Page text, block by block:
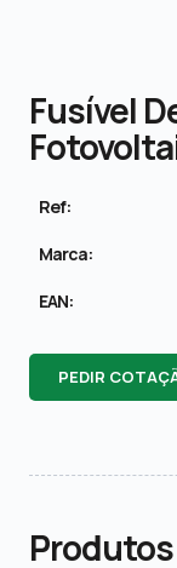
Fusível
Ref:
Marca:
EAN:
PEDIR